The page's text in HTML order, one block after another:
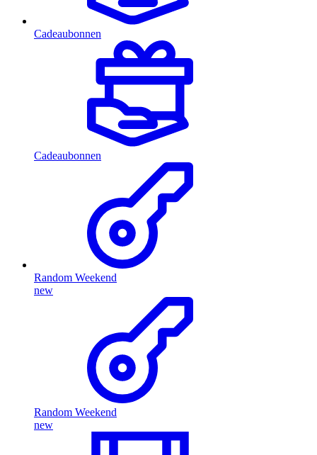
Cadeaubonnen
Cadeaubonnen
Random Weekend
new
Random Weekend
new